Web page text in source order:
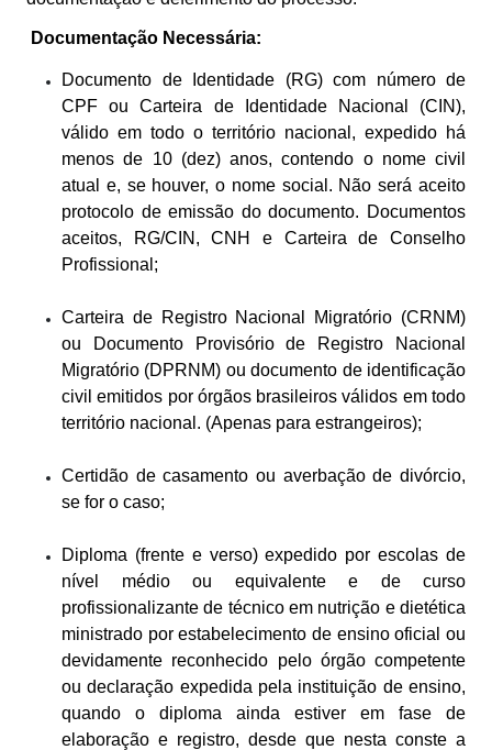
Documentação Necessária:
Documento de Identidade (RG) com número de
CPF ou Carteira de Identidade Nacional (CIN),
válido em todo o território nacional, expedido há
menos de 10 (dez) anos, contendo o nome civil
atual e, se houver, o nome social. Não será aceito
protocolo de emissão do documento. Documentos
aceitos, RG/CIN, CNH e Carteira de Conselho
Profissional;
Carteira de Registro Nacional Migratório (CRNM)
ou Documento Provisório de Registro Nacional
Migratório (DPRNM) ou documento de identificação
civil emitidos por órgãos brasileiros válidos em todo
território nacional. (Apenas para estrangeiros);
Certidão de casamento ou averbação de divórcio,
se for o caso;
Diploma (frente e verso) expedido por escolas de
nível médio ou equivalente e de curso
profissionalizante de técnico em nutrição e dietética
ministrado por estabelecimento de ensino oficial ou
devidamente reconhecido pelo órgão competente
ou declaração expedida pela instituição de ensino,
quando o diploma ainda estiver em fase de
elaboração e registro, desde que nesta conste a